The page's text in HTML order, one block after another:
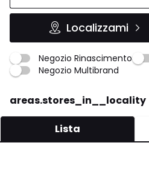
Localizzami
Negozio Rinascimento
Negozio Multibrand
areas.stores_in__locality
Lista